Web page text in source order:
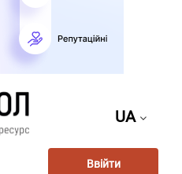
UA
Ввійти